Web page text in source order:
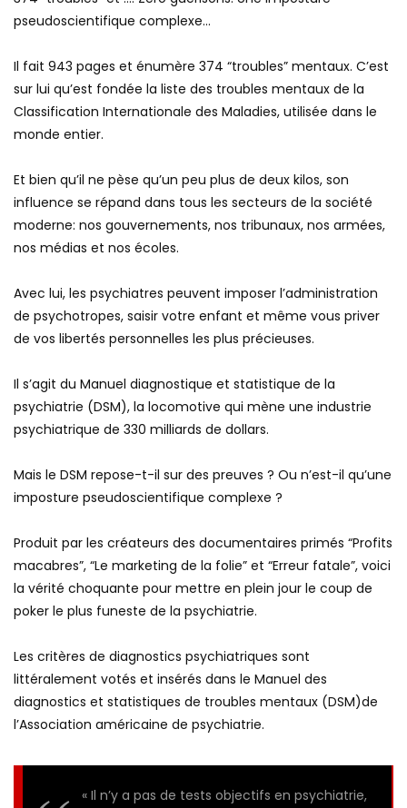
pseudoscientifique complexe…
Il fait 943 pages et énumère 374 “troubles” mentaux. C’est
sur lui qu’est fondée la liste des troubles mentaux de la
Classification Internationale des Maladies, utilisée dans le
monde entier.
Et bien qu’il ne pèse qu’un peu plus de deux kilos, son
influence se répand dans tous les secteurs de la société
moderne: nos gouvernements, nos tribunaux, nos armées,
nos médias et nos écoles.
Avec lui, les psychiatres peuvent imposer l’administration
de psychotropes, saisir votre enfant et même vous priver
de vos libertés personnelles les plus précieuses.
Il s’agit du Manuel diagnostique et statistique de la
psychiatrie (DSM), la locomotive qui mène une industrie
psychiatrique de 330 milliards de dollars.
Mais le DSM repose-t-il sur des preuves ? Ou n’est-il qu’une
imposture pseudoscientifique complexe ?
Produit par les créateurs des documentaires primés “Profits
macabres”, “Le marketing de la folie” et “Erreur fatale”, voici
la vérité choquante pour mettre en plein jour le coup de
poker le plus funeste de la psychiatrie.
Les critères de diagnostics psychiatriques sont
littéralement votés et insérés dans le Manuel des
diagnostics et statistiques de troubles mentaux (DSM)de
l’Association américaine de psychiatrie.
« Il n’y a pas de tests objectifs en psychiatrie,